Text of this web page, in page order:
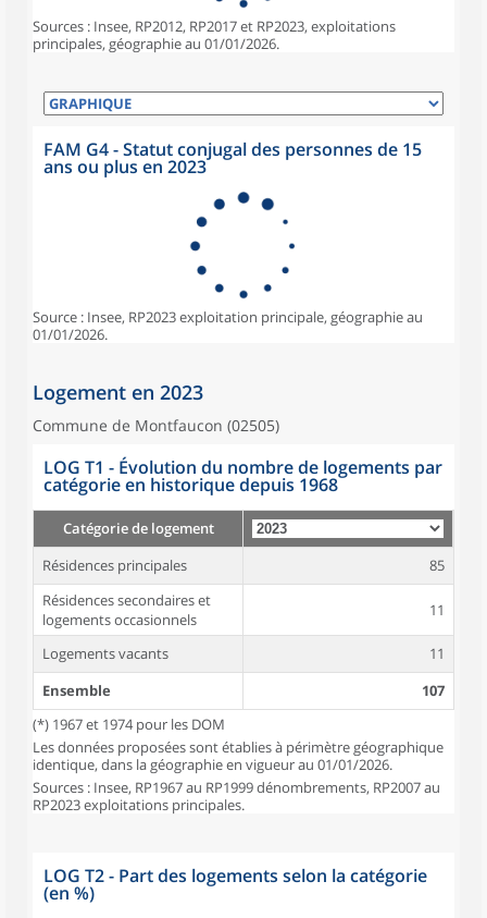
Sources : Insee, RP2012, RP2017 et RP2023, exploitations
principales, géographie au 01/01/2026.
FAM G4 - Statut conjugal des personnes de 15
ans ou plus en 2023
Source : Insee, RP2023 exploitation principale, géographie au
01/01/2026.
Logement en 2023
Commune de Montfaucon (02505)
LOG T1 - Évolution du nombre de logements par
catégorie en historique depuis 1968
Catégorie de logement
Résidences principales
85
Résidences secondaires et
logements occasionnels
11
Logements vacants
11
Ensemble
107
(*) 1967 et 1974 pour les DOM
Les données proposées sont établies à périmètre géographique
identique, dans la géographie en vigueur au 01/01/2026.
Sources : Insee, RP1967 au RP1999 dénombrements, RP2007 au
RP2023 exploitations principales.
LOG T2 - Part des logements selon la catégorie
(en %)